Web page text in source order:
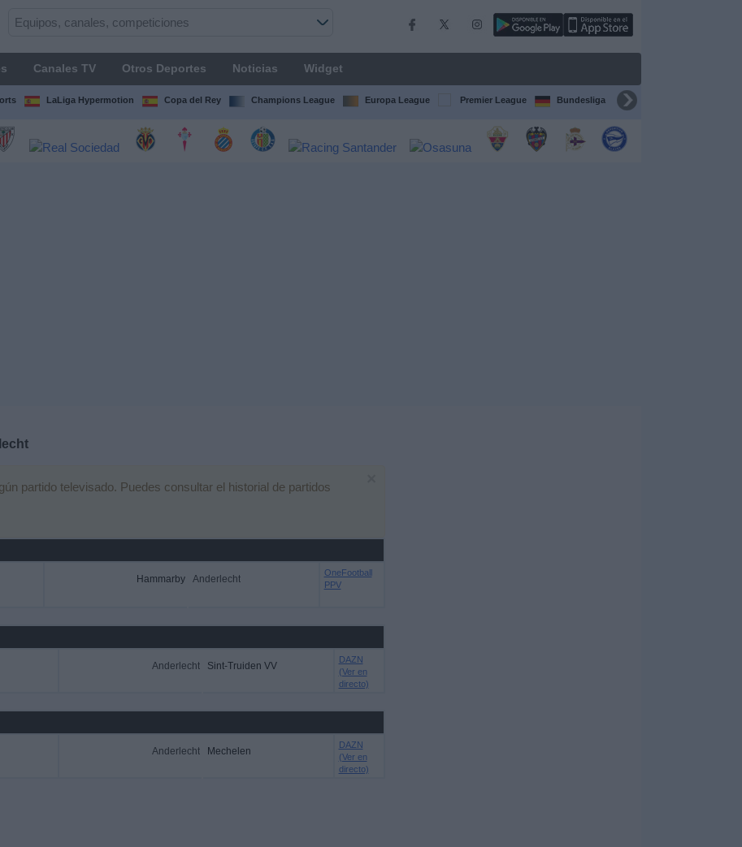
Canales TV Otros Deportes Noticias Widget
LaLiga Hypermotion Copa del Rey Champions League Europa League Premier League Bundesliga Supercopa de España
partido televisado. Puedes consultar el historial de partidos
Hammarby Anderlecht
OneFootball
PPV
Anderlecht Sint-Truiden VV
DAZN
(Ver en
directo)
Anderlecht Mechelen
DAZN
(Ver en
directo)